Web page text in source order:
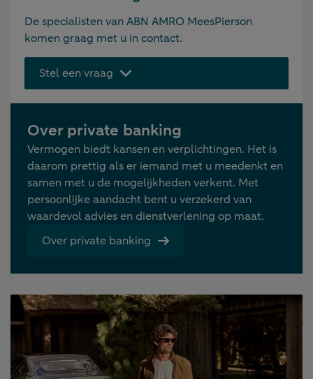
De specialisten van ABN AMRO MeesPierson
komen graag met u in contact.
Stel een vraag
Over private banking
Vermogen biedt kansen en verplichtingen. Het is
daarom prettig als er iemand met u meedenkt en
samen met u de mogelijkheden verkent. Met
persoonlijke aandacht bent u verzekerd van
waardevol advies en dienstverlening op maat.
Over private banking